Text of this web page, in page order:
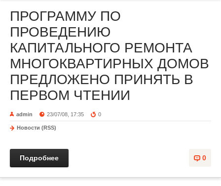
ПРОГРАММУ ПО
ПРОВЕДЕНИЮ
КАПИТАЛЬНОГО РЕМОНТА
МНОГОКВАРТИРНЫХ ДОМОВ
ПРЕДЛОЖЕНО ПРИНЯТЬ В
ПЕРВОМ ЧТЕНИИ
admin 23/07/08, 17:35 0
Новости (RSS)
0
Подробнее